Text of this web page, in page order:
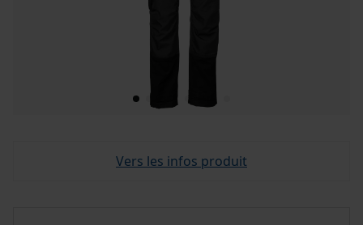
Vers les infos produit